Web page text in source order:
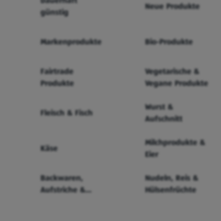
günstig
Neue Produkte
Markenprodukte Bio-Produkte
Fairtrade
Produkte
Vegetarische &
Vegane Produkte
Fleisch & Fisch
Wurst &
Aufschnitt
Käse
Milchprodukte &
Eier
Backwaren,
Aufstriche &
Nudeln, Reis &
Hülsenfrüchte